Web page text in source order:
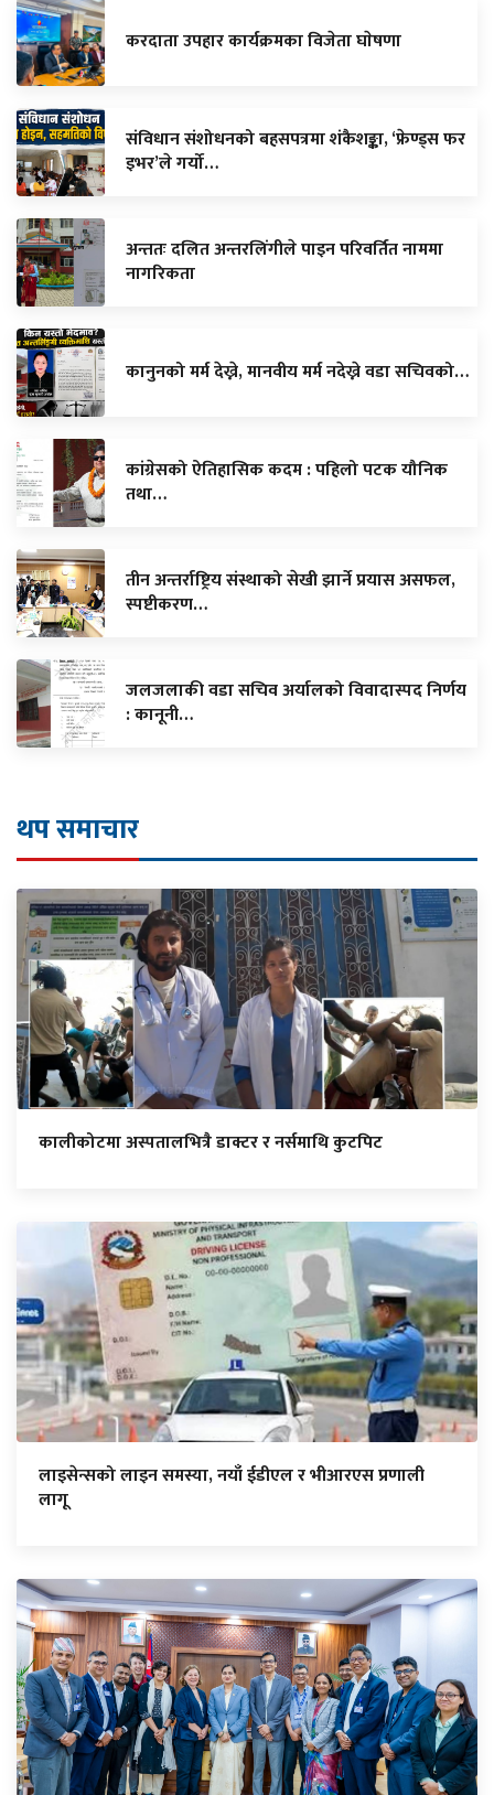
करदाता उपहार कार्यक्रमका विजेता घाेषणा
संविधान संशोधनको बहसपत्रमा शंकैशङ्का, ‘फ्रेण्ड्स फर
इभर’ले गर्यो…
अन्ततः दलित अन्तरलिंगीले पाइन परिवर्तित नाममा
नागरिकता
कानुनको मर्म देख्ने, मानवीय मर्म नदेख्ने वडा सचिवको…
कांग्रेसको ऐतिहासिक कदम : पहिलो पटक यौनिक
तथा…
तीन अन्तर्राष्ट्रिय संस्थाको सेखी झार्ने प्रयास असफल,
स्पष्टीकरण…
जलजलाकी वडा सचिव अर्यालको विवादास्पद निर्णय
: कानूनी…
थप समाचार
कालीकोटमा अस्पतालभित्रै डाक्टर र नर्समाथि कुटपिट
लाइसेन्सको लाइन समस्या, नयाँ ईडीएल र भीआरएस प्रणाली
लागू